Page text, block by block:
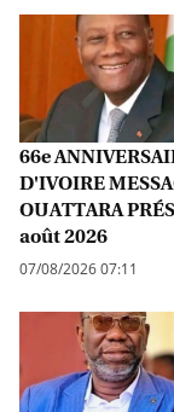
66e
D'IVOIRE
OUATTARA
août 2026
07/08/2026 07:11